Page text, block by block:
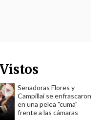
Senadoras Flores y
Campillai se enfrascaron
en una pelea "cuma"
frente a las cámaras